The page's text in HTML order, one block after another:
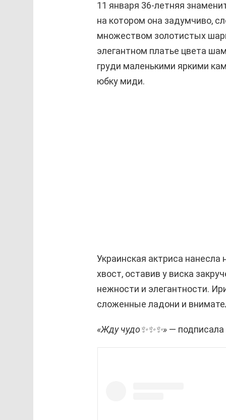
11 января 36-летняя
на котором она задумчиво,
множеством золотистых
элегантном платье цвета
груди маленькими яркими
юбку миди.
Украинская актриса
хвост, оставив у виска
нежности и элегантности.
сложенные ладони и
«Жду чудо✨✨✨» — подписала